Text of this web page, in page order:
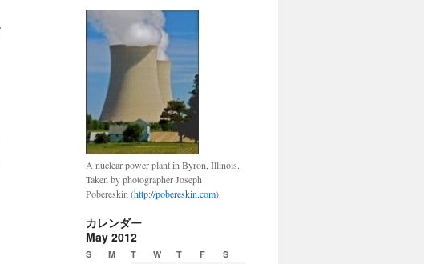
A nuclear power plant in Byron, Illinois.
Taken by photographer Joseph
Pobereskin (http://pobereskin.com).
カレンダー
May 2012
S M T W T F S